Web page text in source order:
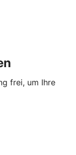
frei, um Ihre